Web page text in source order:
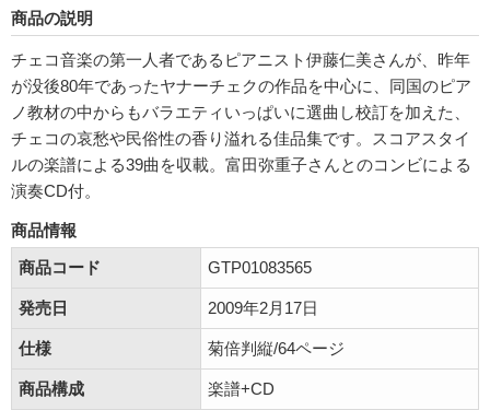
商品の説明
チェコ音楽の第一人者であるピアニスト伊藤仁美さんが、昨年
が没後80年であったヤナーチェクの作品を中心に、同国のピア
ノ教材の中からもバラエティいっぱいに選曲し校訂を加えた、
チェコの哀愁や民俗性の香り溢れる佳品集です。スコアスタイ
ルの楽譜による39曲を収載。富田弥重子さんとのコンビによる
演奏CD付。
商品情報
商品コード
GTP01083565
発売日 2009年2月17日
仕様 菊倍判縦/64ページ
商品構成 楽譜+CD